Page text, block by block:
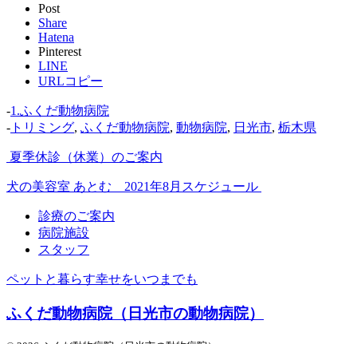
Post
Share
Hatena
Pinterest
LINE
URLコピー
-1.ふくだ動物病院
- トリミング, ふくだ動物病院, 動物病院, 日光市, 栃木県
夏季休診（休業）のご案内
犬の美容室 あとむ 2021年8月スケジュール
診療のご案内
病院施設
スタッフ
ペットと暮らす幸せをいつまでも
ふくだ動物病院（日光市の動物病院）